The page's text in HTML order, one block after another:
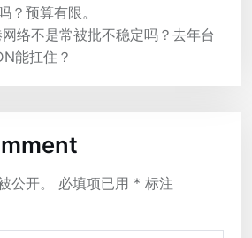
？预算有限。
络不是常被批不稳定吗？去年台
能扛住？
公开。 必填项已用 * 标注